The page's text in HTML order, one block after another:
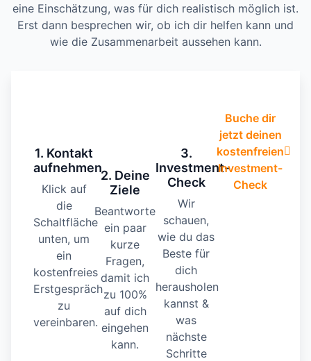
eine Einschätzung, was für dich realistisch möglich ist.
Erst dann besprechen wir, ob ich dir helfen kann und
wie die Zusammenarbeit aussehen kann.
1. Kontakt
aufnehmen
Klick auf
die
Schaltfläche
unten, um
ein
kostenfreies
Erstgespräch
zu
vereinbaren.
2. Deine
Ziele
Beantworte
ein paar
kurze
Fragen,
damit ich
zu 100%
auf dich
eingehen
kann.
3.
Investment-
Check
Wir
schauen,
wie du das
Beste für
dich
herausholen
kannst &
was
nächste
Schritte
Buche dir
jetzt deinen
kostenfreien
Investment-
Check